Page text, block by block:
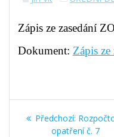
Zápis ze zasedání
Dokument: Zápis
Navigace
Předchozí:
příspěvek:
opatření č. 7